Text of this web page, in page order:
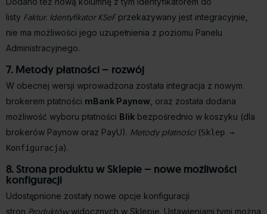
listy Faktur. Identyfikator KSeFprzekazywany jest integracyjnie,
nie ma możliwości jego uzupełnienia z poziomu Panelu
Administracyjnego.
7. Metody płatności – rozwój
W obecnej wersji wprowadzona została integracja z nowym
brokerem płatności mBank Paynow , oraz została dodana
możliwość wyboru płatności Blik bezpośrednio w koszyku (dla
brokerów Paynow oraz PayU). Metody płatności(Sklep →
Konfiguracja).
8. Strona produktu w Sklepie – nowe możliwości
konfiguracji
Udostępnione zostały nowe opcje konfiguracji
stron Produktówwidocznych w Sklepie. Ustawieniami tymi można